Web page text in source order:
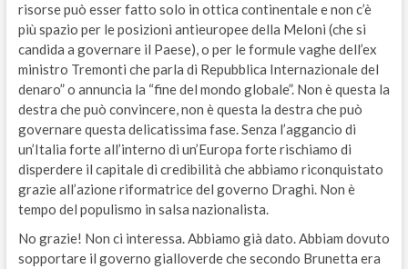
risorse può esser fatto solo in ottica continentale e non c’è
più spazio per le posizioni antieuropee della Meloni (che si
candida a governare il Paese), o per le formule vaghe dell’ex
ministro Tremonti che parla di Repubblica Internazionale del
denaro” o annuncia la “fine del mondo globale”. Non è questa la
destra che può convincere, non è questa la destra che può
governare questa delicatissima fase. Senza l’aggancio di
un’Italia forte all’interno di un’Europa forte rischiamo di
disperdere il capitale di credibilità che abbiamo riconquistato
grazie all’azione riformatrice del governo Draghi. Non è
tempo del populismo in salsa nazionalista.
No grazie! Non ci interessa. Abbiamo già dato. Abbiam dovuto
sopportare il governo gialloverde che secondo Brunetta era